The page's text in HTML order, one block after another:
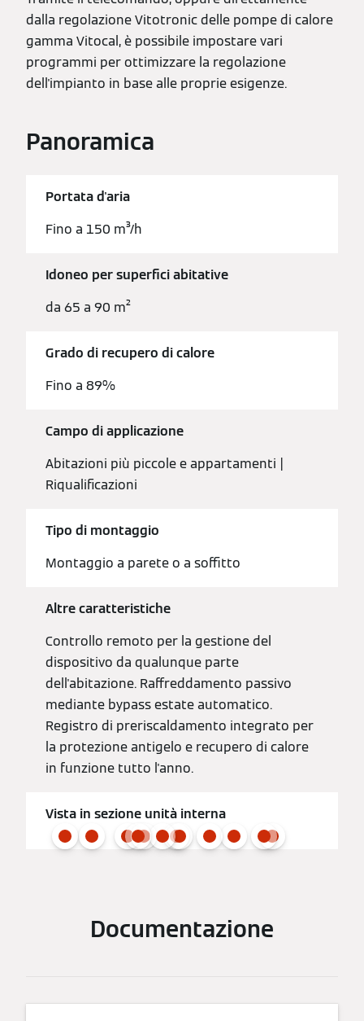
dalla regolazione Vitotronic delle pompe di calore
gamma Vitocal, è possibile impostare vari
programmi per ottimizzare la regolazione
dell'impianto in base alle proprie esigenze.
Panoramica
Portata d'aria
Fino a 150 m³/h
Idoneo per superfici abitative
da 65 a 90 m²
Grado di recupero di calore
Fino a 89%
Campo di applicazione
Abitazioni più piccole e appartamenti |
Riqualificazioni
Tipo di montaggio
Montaggio a parete o a soffitto
Altre caratteristiche
Controllo remoto per la gestione del
dispositivo da qualunque parte
dell'abitazione. Raffreddamento passivo
mediante bypass estate automatico.
Registro di preriscaldamento integrato per
la protezione antigelo e recupero di calore
in funzione tutto l'anno.
Vista in sezione unità interna
Documentazione